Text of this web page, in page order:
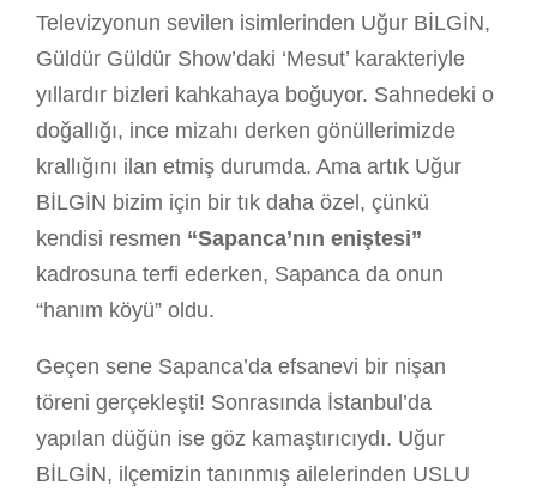
Televizyonun sevilen isimlerinden Uğur BİLGİN,
Güldür Güldür Show’daki ‘Mesut’ karakteriyle
yıllardır bizleri kahkahaya boğuyor. Sahnedeki o
doğallığı, ince mizahı derken gönüllerimizde
krallığını ilan etmiş durumda. Ama artık Uğur
BİLGİN bizim için bir tık daha özel, çünkü
kendisi resmen “Sapanca’nın eniştesi”
kadrosuna terfi ederken, Sapanca da onun
“hanım köyü” oldu.
Geçen sene Sapanca’da efsanevi bir nişan
töreni gerçekleşti! Sonrasında İstanbul’da
yapılan düğün ise göz kamaştırıcıydı. Uğur
BİLGİN, ilçemizin tanınmış ailelerinden USLU